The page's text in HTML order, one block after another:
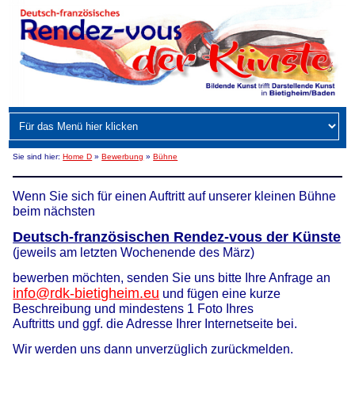
Sie sind hier:Home D »Bewerbung »Bühne
Wenn Sie sich für einen Auftritt auf unserer kleinen Bühne
beim nächsten
Deutsch-französischen Rendez-vous der Künste
(jeweils am letzten Wochenende des März)
bewerben möchten, senden Sie uns bitte Ihre Anfrage an
info@rdk-bietigheim.eu und fügen eine kurze
Beschreibung und mindestens 1 Foto Ihres
Auftritts und ggf. die Adresse Ihrer Internetseite bei.
Wir werden uns dann unverzüglich zurückmelden.